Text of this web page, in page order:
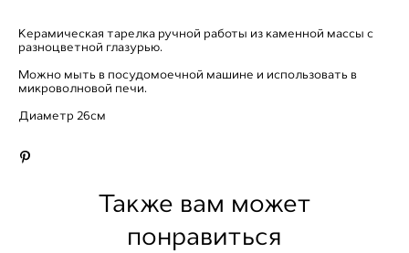
Керамическая тарелка ручной работы из каменной массы с
разноцветной глазурью.
Можно мыть в посудомоечной машине и использовать в
микроволновой печи.
Диаметр 26см
Также вам может
понравиться